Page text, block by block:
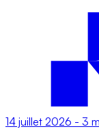
14 juillet 2026 - 3